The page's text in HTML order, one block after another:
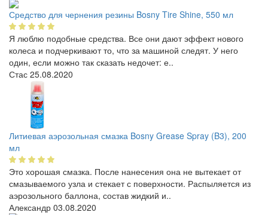
Средство для чернения резины Bosny Tire Shine, 550 мл
Я люблю подобные средства. Все они дают эффект нового
колеса и подчеркивают то, что за машиной следят. У него
один, если можно так сказать недочет: е..
Стас 25.08.2020
Литиевая аэрозольная смазка Bosny Grease Spray (B3), 200
мл
Это хорошая смазка. После нанесения она не вытекает от
смазываемого узла и стекает с поверхности. Распыляется из
аэрозольного баллона, состав жидкий и..
Александр 03.08.2020